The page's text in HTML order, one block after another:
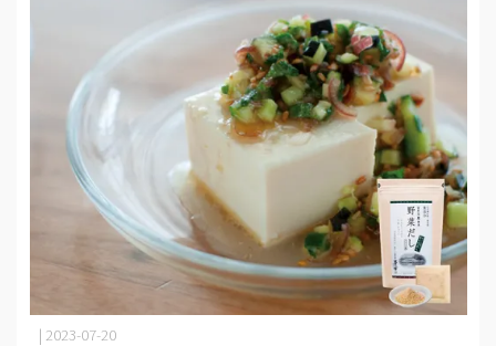
| 2023-07-20